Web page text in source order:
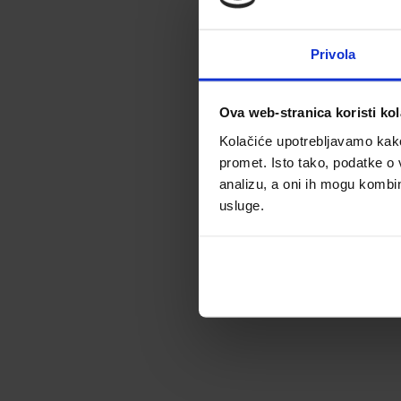
Privola
Ova web-stranica koristi
Kolačiće upotrebljavamo
promet. Isto tako, podatke
analizu, a oni ih mogu
usluge.